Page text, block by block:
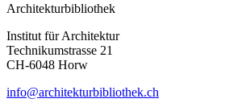
Architekturbibliothek
Institut für Architektur
Technikumstrasse 21
CH-6048 Horw
info@architekturbibliothek.ch